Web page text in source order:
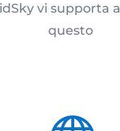
vi supporta
questo